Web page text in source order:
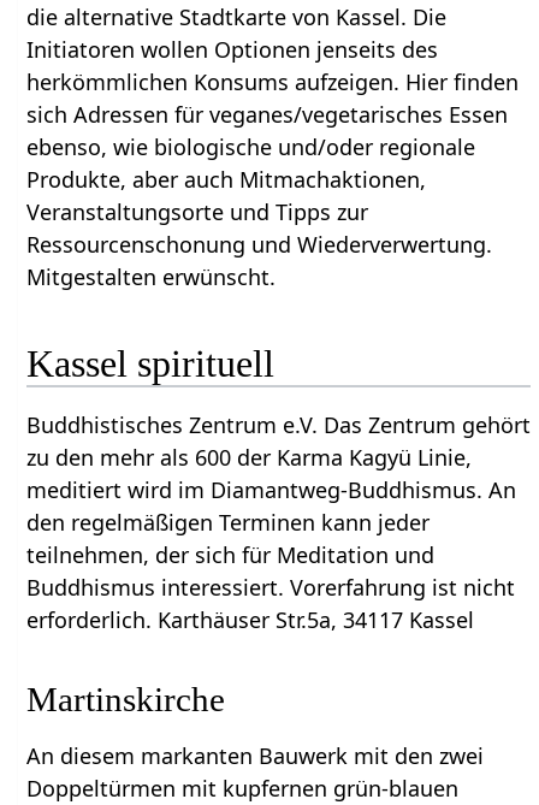
die alternative Stadtkarte von Kassel. Die
Initiatoren wollen Optionen jenseits des
herkömmlichen Konsums aufzeigen. Hier finden
sich Adressen für veganes/vegetarisches Essen
ebenso, wie biologische und/oder regionale
Produkte, aber auch Mitmachaktionen,
Veranstaltungsorte und Tipps zur
Ressourcenschonung und Wiederverwertung.
Mitgestalten erwünscht.
Kassel spirituell
Buddhistisches Zentrum e.V. Das Zentrum gehört
zu den mehr als 600 der Karma Kagyü Linie,
meditiert wird im Diamantweg-Buddhismus. An
den regelmäßigen Terminen kann jeder
teilnehmen, der sich für Meditation und
Buddhismus interessiert. Vorerfahrung ist nicht
erforderlich. Karthäuser Str.5a, 34117 Kassel
Martinskirche
An diesem markanten Bauwerk mit den zwei
Doppeltürmen mit kupfernen grün-blauen